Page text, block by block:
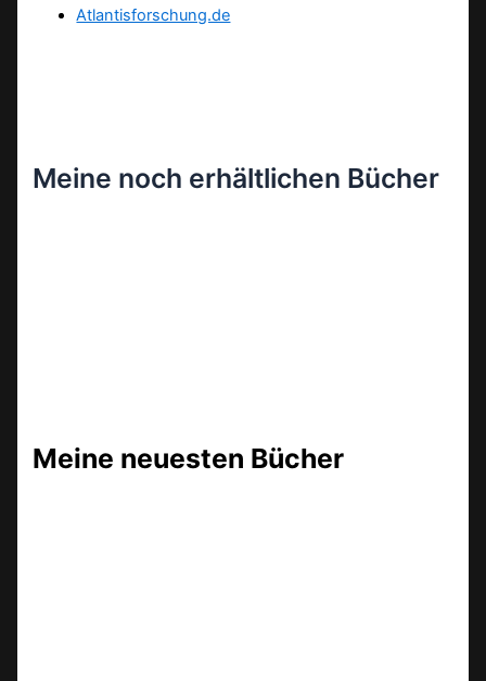
Atlantisforschung.de
Meine noch erhältlichen Bücher
Meine neuesten Bücher